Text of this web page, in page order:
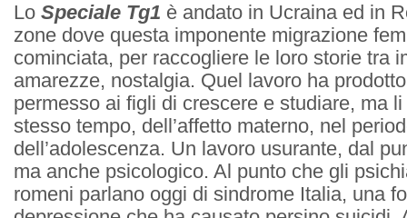
Lo Speciale Tg1 è andato in Ucraina ed in
zone dove questa imponente migrazione
cominciata, per raccogliere le loro storie tra
amarezze, nostalgia. Quel lavoro ha
permesso ai figli di crescere e studiare, ma
stesso tempo, dell’affetto materno, nel
dell’adolescenza. Un lavoro usurante, dal
ma anche psicologico. Al punto che gli
romeni parlano oggi di sindrome Italia, una